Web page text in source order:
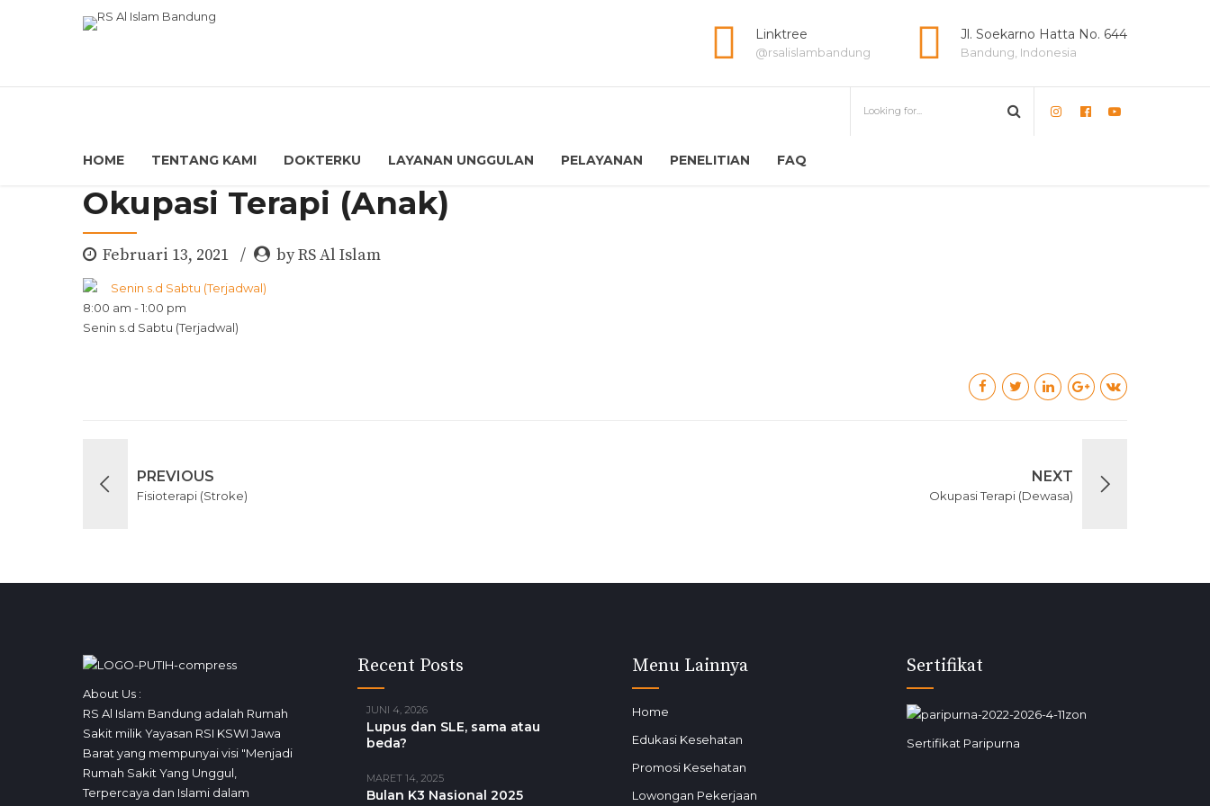
Linktree
@rsalislambandung
Jl. Soekarno Hatta No. 644
Bandung, Indonesia
HOME TENTANG KAMI DOKTERKU LAYANAN UNGGULAN PELAYANAN PENELITIAN FAQ
Okupasi Terapi (Anak)
Februari 13, 2021 by RS Al Islam
Senin s.d Sabtu (Terjadwal)
8:00 am -1:00 pm
Senin s.d Sabtu (Terjadwal)
PREVIOUS
Fisioterapi (Stroke)
NEXT
Okupasi Terapi (Dewasa)
About Us :
RS Al Islam Bandung adalah Rumah
Sakit milik Yayasan RSI KSWI Jawa
Barat yang mempunyai visi "Menjadi
Rumah Sakit Yang Unggul,
Terpercaya dan Islami dalam
Recent Posts
JUNI 4, 2026
Lupus dan SLE, sama atau
beda?
MARET 14, 2025
Bulan K3 Nasional 2025
Menu Lainnya
Home
Edukasi Kesehatan
Promosi Kesehatan
Lowongan Pekerjaan
Sertifikat
Sertifikat Paripurna